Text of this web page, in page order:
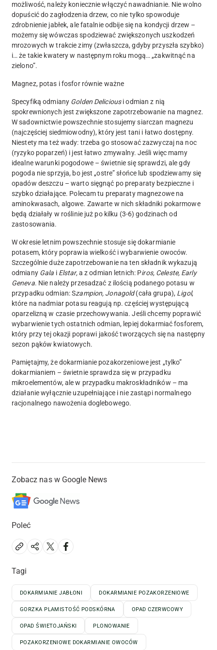
możliwość, należy koniecznie włączyć nawadnianie. Nie wolno
dopuścić do zagłodzenia drzew, co nie tylko spowoduje
zdrobnienie jabłek, ale fatalnie odbije się na kondycji drzew –
możemy się wówczas spodziewać zwiększonych uszkodzeń
mrozowych w trakcie zimy (zwłaszcza, gdyby przyszła szybko)
i… że takie kwatery w następnym roku mogą… „zakwitnąć na
zielono”.
Magnez, potas i fosfor równie ważne
Specyfiką odmiany Golden Deliciousi odmian z nią
spokrewnionych jest zwiększone zapotrzebowanie na magnez.
W sadownictwie powszechnie stosujemy siarczan magnezu
(najczęściej siedmiowodny), który jest tani i łatwo dostępny.
Niestety ma też wady: trzeba go stosować zazwyczaj na noc
(ryzyko poparzeń) i jest łatwo zmywalny. Jeśli więc mamy
idealne warunki pogodowe – świetnie się sprawdzi, ale gdy
pogoda nie sprzyja, bo jest „ostre” słońce lub spodziewamy się
opadów deszczu – warto sięgnąć po preparaty bezpieczne i
szybko działające. Polecam tu preparaty magnezowe na
aminokwasach, algowe. Zawarte w nich składniki pokarmowe
będą działały w roślinie już po kilku (3-6) godzinach od
zastosowania.
W okresie letnim powszechnie stosuje się dokarmianie
potasem, który poprawia wielkość i wybarwienie owoców.
Szczególnie duże zapotrzebowanie na ten składnik wykazują
odmiany Gala i Elstar,a z odmian letnich: Piros, Celeste, Early
Geneva. Nie należy przesadzać z ilością podanego potasu w
przypadku odmian: Szampion, Jonagold(cała grupa), Ligol,
które na nadmiar potasu reagują np. częściej występującą
oparzelizną w czasie przechowywania. Jeśli chcemy poprawić
wybarwienie tych ostatnich odmian, lepiej dokarmiać fosforem,
który przy tej okazji poprawi jakość tworzących się na następny
sezon pąków kwiatowych.
Pamiętajmy, że dokarmianie pozakorzeniowe jest „tylko”
dokarmianiem – świetnie sprawdza się w przypadku
mikroelementów, ale w przypadku makroskładników – ma
działanie wyłącznie uzupełniające i nie zastąpi normalnego
racjonalnego nawożenia doglebowego.
Zobacz nas w Google News
Poleć
Tagi
DOKARMIANIE JABŁONI DOKARMIANIE POZAKORZENIOWE
GORZKA PLAMISTOŚĆ PODSKÓRNA OPAD CZERWCOWY
OPAD ŚWIETOJAŃSKI PLONOWANIE
POZAKORZENIOWE DOKARMIANIE OWOCÓW